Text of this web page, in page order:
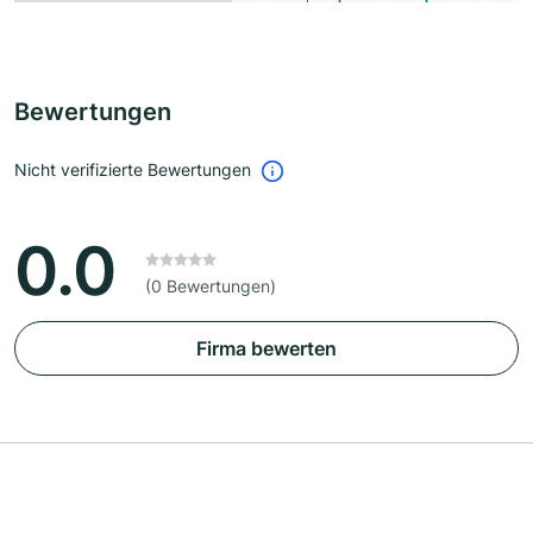
Bewertungen
Nicht verifizierte Bewertungen
0.0 (0 Bewertungen)
Firma bewerten